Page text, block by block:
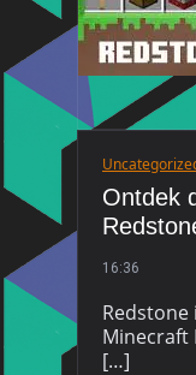
Ontdek
16:36
Minecraft
[…]